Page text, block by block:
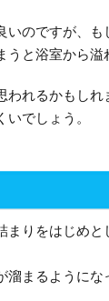
のですが、
と浴室から溢
れるかもし
でしょう。
りをはじめ
溜まるように